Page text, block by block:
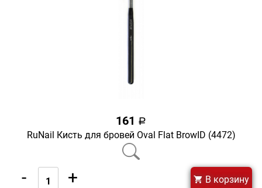
161 a
RuNail Кисть для бровей Oval Flat BrowID (4472)
- + В корзину